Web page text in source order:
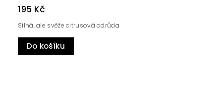
195 Kč
Do košíku
Silná, ale svěže citrusová odrůda